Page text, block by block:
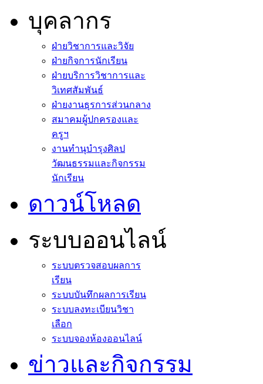
บุคลากร
ฝ่ายวิชาการและวิจัย
ฝ่ายกิจการนักเรียน
ฝ่ายบริการวิชาการและ
วิเทศสัมพันธ์
ฝ่ายงานธุรการส่วนกลาง
สมาคมผู้ปกครองและ
ครูฯ
งานทำนุบำรุงศิลป
วัฒนธรรมและกิจกรรม
นักเรียน
ดาวน์โหลด
ระบบออนไลน์
ระบบตรวจสอบผลการ
เรียน
ระบบบันทึกผลการเรียน
ระบบลงทะเบียนวิชา
เลือก
ระบบจองห้องออนไลน์
ข่าวและกิจกรรม